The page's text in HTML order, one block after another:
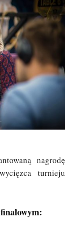
nagrodę
turnieju